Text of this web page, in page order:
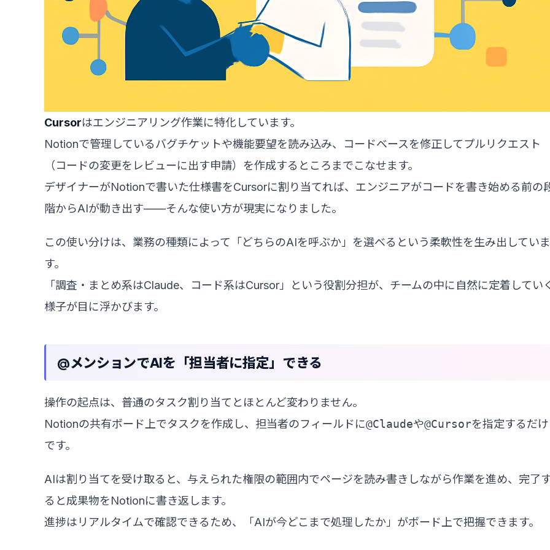
Cursorはエンジニアリング作業に特化しています。
Notionで管理しているバグチケットや機能要望を読み込み、コードベースを修正してプルリクエスト
（コードの変更をレビューに出す申請）を作成するところまでこなせます。
デザイナーがNotionで書いた仕様書をCursorに割り当てれば、エンジニアがコードを書き始める前の
階からAIが動き出す——そんな使い方が現実になりました。
この使い分けは、業務の種類によって「どちらのAIを呼ぶか」を選べるという柔軟性を生み出していま
す。
「調査・まとめ系はClaude、コード系はCursor」という役割分担が、チームの中に自然に定着してい
様子が目に浮かびます。
@メンションでAIを「担当者に指定」できる
操作の起点は、普通のタスク割り当てとほとんど変わりません。
Notionの共有ボード上でタスクを作成し、担当者のフィールドに@Claudeや@Cursorを指定するだけ
です。
AIは割り当てを受け取ると、与えられた権限の範囲内でページを読み書きしながら作業を進め、完了
ると成果物をNotionに書き返します。
進捗はリアルタイムで確認できるため、「AIが今どこまで処理したか」がボード上で把握できます。